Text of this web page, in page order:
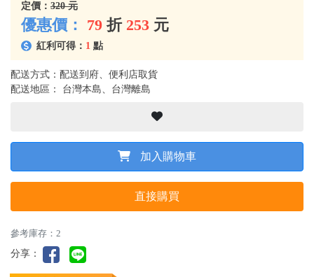
定價： 320 元
優惠價： 79 折 253 元
紅利可得： 1 點
配送方式：配送到府、便利店取貨
配送地區： 台灣本島、台灣離島
加入購物車
直接購買
參考庫存：2
分享：